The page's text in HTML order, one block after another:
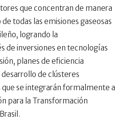
que concentran de manera
todas las emisiones gaseosas
logrando la
de inversiones en tecnologías
planes de eficiencia
de clústeres
se integrarán formalmente a
para la Transformación